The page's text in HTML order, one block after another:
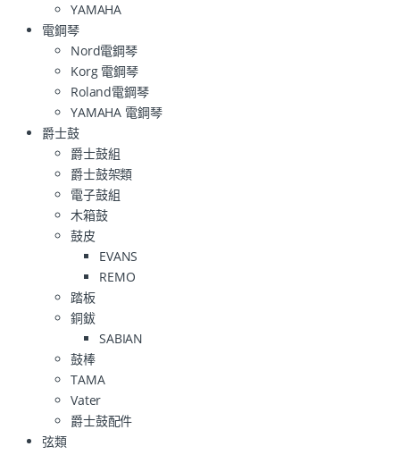
YAMAHA
電鋼琴
Nord電鋼琴
Korg 電鋼琴
Roland電鋼琴
YAMAHA 電鋼琴
爵士鼓
爵士鼓組
爵士鼓架類
電子鼓組
木箱鼓
鼓皮
EVANS
REMO
踏板
銅鈸
SABIAN
鼓棒
TAMA
Vater
爵士鼓配件
弦類